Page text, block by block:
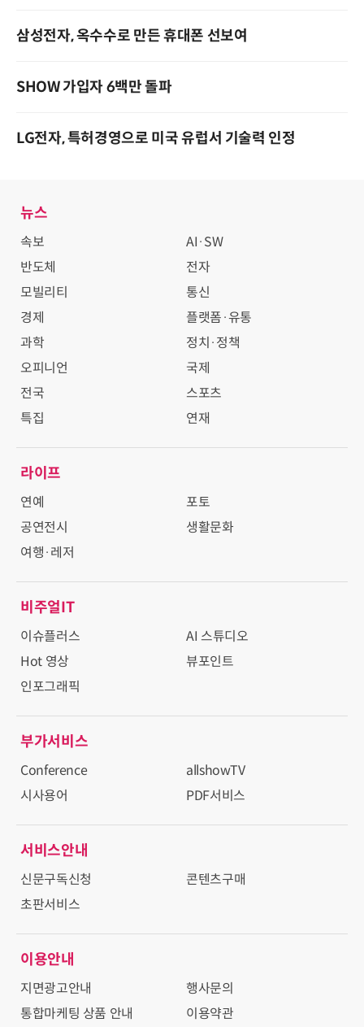
삼성전자, 옥수수로 만든 휴대폰 선보여
SHOW 가입자 6백만 돌파
LG전자, 특허경영으로 미국 유럽서 기술력 인정
뉴스
속보
AI·SW
반도체
전자
모빌리티
통신
경제
플랫폼·유통
과학
정치·정책
오피니언
국제
전국
스포츠
특집
연재
라이프
연예
포토
공연전시
생활문화
여행·레저
비주얼IT
이슈플러스
AI 스튜디오
Hot 영상
뷰포인트
인포그래픽
부가서비스
Conference
allshowTV
시사용어
PDF서비스
서비스안내
신문구독신청
콘텐츠구매
초판서비스
이용안내
지면광고안내
행사문의
통합마케팅 상품 안내
이용약관